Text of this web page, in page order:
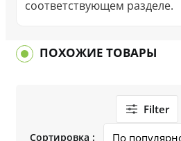
соответствующем разделе.
ПОХОЖИЕ ТОВАРЫ
Filter
Сортировка :